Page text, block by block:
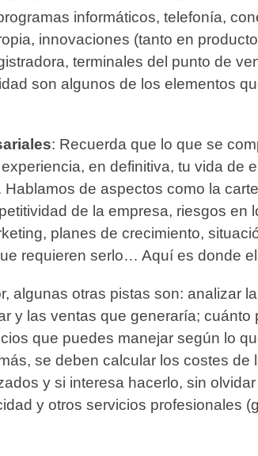
informáticos, telefonía,
innovaciones (tanto en
terminales del punto de
son algunos de los elementos
: Recuerda que lo que se
en definitiva, tu vida de
Hablamos de aspectos como la
de la empresa, riesgos en
planes de crecimiento,
requieren serlo… Aquí es donde
algunas otras pistas son: analizar
y las ventas que generaría; cuánto
que puedes manejar según lo
se deben calcular los costes de
y si interesa hacerlo, sin
y otros servicios profesionales